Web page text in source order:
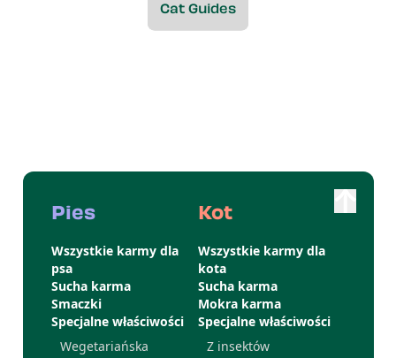
Cat Guides
Pies
Wszystkie karmy dla
psa
Sucha karma
Smaczki
Specjalne właściwości
Wegetariańska
Kot
Wszystkie karmy dla
kota
Sucha karma
Mokra karma
Specjalne właściwości
Z insektów